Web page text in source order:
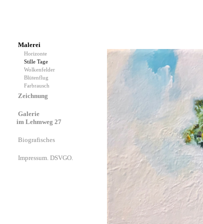
Malerei
Horizonte
Stille Tage
Wolkenfelder
Blütenflug
Farbrausch
Zeichnung
Galerie
im Lehmweg 27
Biografisches
Impressum. DSVGO.